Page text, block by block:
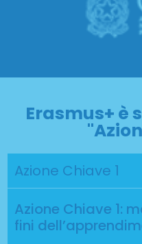
Erasmus+ è
Azione Chiave 1
Azione Chiave 1:
fini